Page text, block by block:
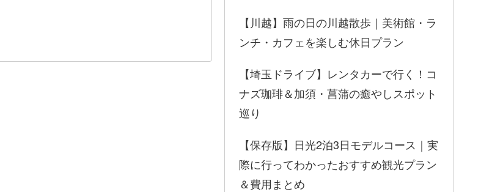
【川越】雨の日の川越散歩｜美術館・ラ
ンチ・カフェを楽しむ休日プラン
【埼玉ドライブ】レンタカーで行く！コ
ナズ珈琲＆加須・菖蒲の癒やしスポット
巡り
【保存版】日光2泊3日モデルコース｜実
際に行ってわかったおすすめ観光プラン
＆費用まとめ